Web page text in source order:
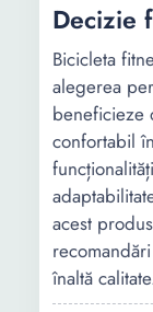
Decizie
Bicicleta
alegerea
beneficieze
confortabil
acest
înaltă